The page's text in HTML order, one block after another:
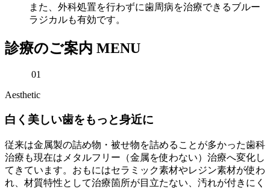
また、外科処置を行わずに歯周病を治療できるブルー
ラジカルも有効です。
診療のご案内 MENU
01
Aesthetic
白く美しい歯をもっと身近に
従来は金属製の詰め物・被せ物を詰めることが多かった歯科
治療も現在はメタルフリー（金属を使わない）治療へ変化し
てきています。おもにはセラミック素材やレジン素材が使わ
れ、材質特性として治療箇所が目立たない、汚れが付きにく